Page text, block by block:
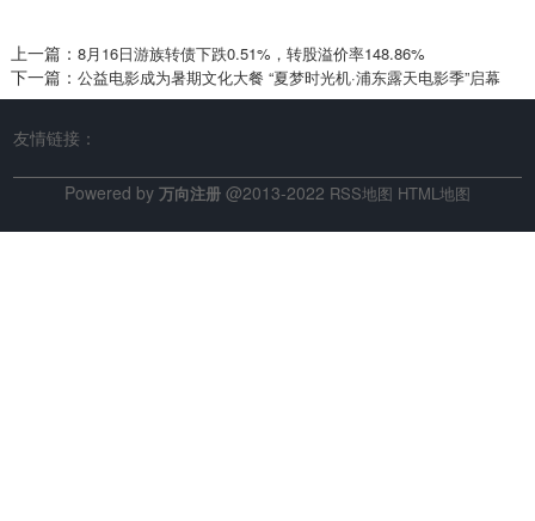
上一篇： 8月16日游族转债下跌0.51%，转股溢价率148.86%
下一篇： 公益电影成为暑期文化大餐 “夏梦时光机·浦东露天电影季”启幕
友情链接：
Powered by 万向注册 @2013-2022 RSS地图 HTML地图